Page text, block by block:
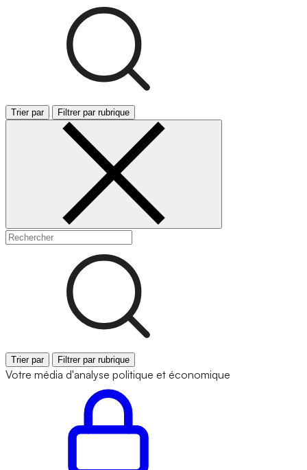
Trier par Filtrer par rubrique
Trier par Filtrer par rubrique
Votre média d'analyse politique et économique